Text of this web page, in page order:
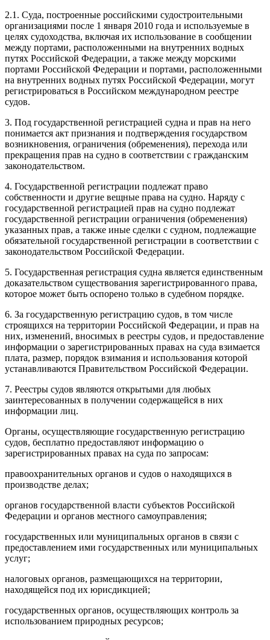
2.1. Суда, построенные российскими судостроительными
организациями после 1 января 2010 года и используемые в
целях судоходства, включая их использование в сообщении
между портами, расположенными на внутренних водных
путях Российской Федерации, а также между морскими
портами Российской Федерации и портами, расположенными
на внутренних водных путях Российской Федерации, могут
регистрироваться в Российском международном реестре
судов.
3. Под государственной регистрацией судна и прав на него
понимается акт признания и подтверждения государством
возникновения, ограничения (обременения), перехода или
прекращения прав на судно в соответствии с гражданским
законодательством.
4. Государственной регистрации подлежат право
собственности и другие вещные права на судно. Наряду с
государственной регистрацией прав на судно подлежат
государственной регистрации ограничения (обременения)
указанных прав, а также иные сделки с судном, подлежащие
обязательной государственной регистрации в соответствии с
законодательством Российской Федерации.
5. Государственная регистрация судна является единственным
доказательством существования зарегистрированного права,
которое может быть оспорено только в судебном порядке.
6. За государственную регистрацию судов, в том числе
строящихся на территории Российской Федерации, и прав на
них, изменений, вносимых в реестры судов, и предоставление
информации о зарегистрированных правах на суда взимается
плата, размер, порядок взимания и использования которой
устанавливаются Правительством Российской Федерации.
7. Реестры судов являются открытыми для любых
заинтересованных в получении содержащейся в них
информации лиц.
Органы, осуществляющие государственную регистрацию
судов, бесплатно предоставляют информацию о
зарегистрированных правах на суда по запросам:
правоохранительных органов и судов о находящихся в
производстве делах;
органов государственной власти субъектов Российской
Федерации и органов местного самоуправления;
государственных или муниципальных органов в связи с
предоставлением ими государственных или муниципальных
услуг;
налоговых органов, размещающихся на территории,
находящейся под их юрисдикцией;
государственных органов, осуществляющих контроль за
использованием природных ресурсов;